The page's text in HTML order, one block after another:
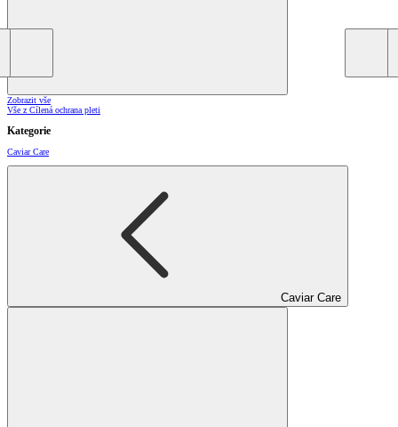
Zobrazit vše
Vše z Cílená ochrana pleti
Kategorie
Caviar Care
Caviar Care